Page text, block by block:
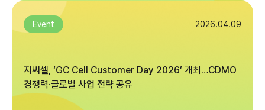
Event 2026.04.09
지씨셀, ‘GC Cell Customer Day 2026’ 개최…CDMO
경쟁력·글로벌 사업 전략 공유